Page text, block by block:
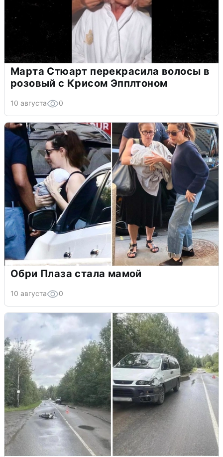
Марта Стюарт перекрасила волосы в
розовый с Крисом Эпплтоном
10 августа 0
Обри Плаза стала мамой
10 августа 0